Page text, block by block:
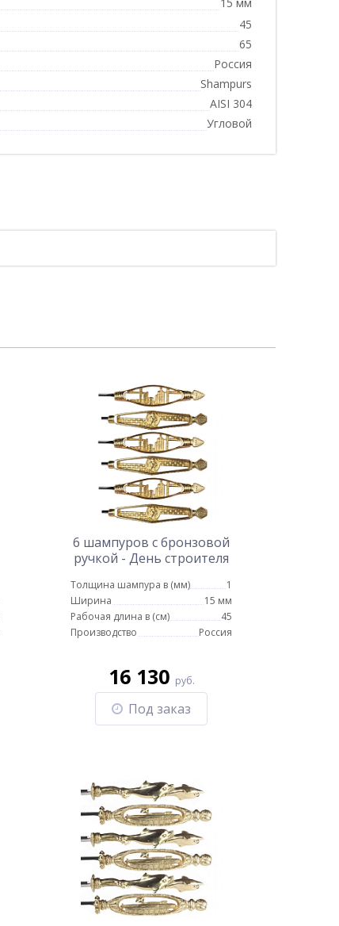
45
65
Россия
Shampurs
AISI 304
Угловой
6 шампуров с бронзовой
ручкой - День строителя
Толщина шампура в (мм)
1
Ширина
15 мм
Рабочая длина в (см)
45
Производство
Россия
16 130 руб.
Под заказ